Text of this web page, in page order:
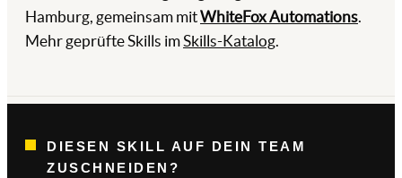
Hamburg, gemeinsam mitWhiteFox Automations
Mehr geprüfte Skills im Skills-Katalog
DIESEN SKILL AUF DEIN TEAM
ZUSCHNEIDEN?